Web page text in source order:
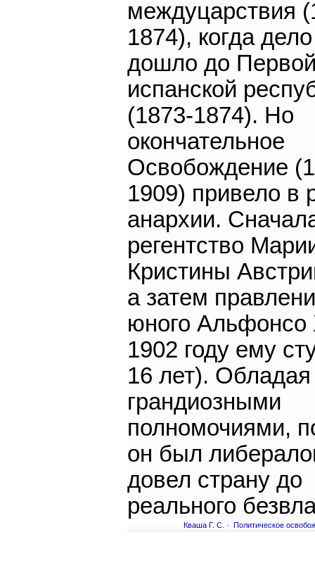
междуцарствия
1874), когда
дошло до
испанской
(1873-1874). Но
окончательное
Освобождение
1909) привело в
анархии.
регентство
Кристины
а затем
юного Альфонсо
1902 году ему
16 лет). Обладая
грандиозными
полномочиями,
он был
довел страну до
реального
Кваша Г. С. · Политическое